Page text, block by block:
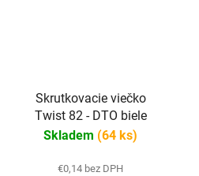
Skrutkovacie viečko
Twist 82 - DTO biele
Skladem (64 ks)
€0,14 bez DPH